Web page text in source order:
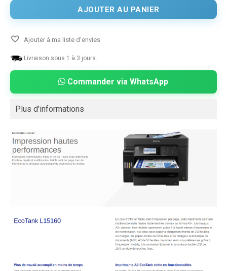
AJOUTER AU PANIER
Ajouter à ma liste d'envies
Livraison sous 1 à 3 jours.
Commander via WhatsApp
Plus d'informations